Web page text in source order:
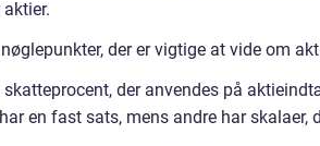
der er vigtige at vide om
der anvendes på
en fast sats, mens andre har